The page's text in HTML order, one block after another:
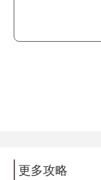
更多攻略